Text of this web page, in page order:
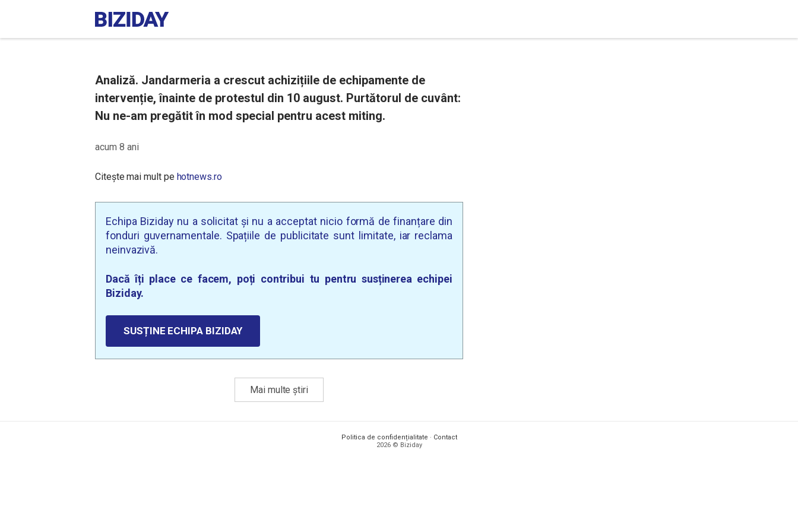
Analiză. Jandarmeria a crescut achizițiile de echipamente de
intervenție, înainte de protestul din 10 august. Purtătorul de cuvânt:
Nu ne-am pregătit în mod special pentru acest miting.
acum 8 ani
Citește mai mult pe hotnews.ro
Echipa Biziday nu a solicitat și nu a acceptat nicio formă de finanțare din
fonduri guvernamentale. Spațiile de publicitate sunt limitate, iar reclama
neinvazivă.
Dacă îți place ce facem, poți contribui tu pentru susținerea echipei
Biziday.
SUSȚINE ECHIPA BIZIDAY
Mai multe știri
Politica de confidențialitate · Contact
2026 © Biziday